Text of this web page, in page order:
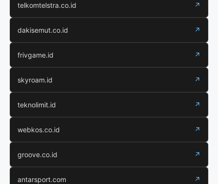
telkomtelstra.co.id ↗
dakisemut.co.id ↗
frivgame.id ↗
skyroam.id ↗
teknolimit.id ↗
webkos.co.id ↗
groove.co.id ↗
antarsport.com ↗